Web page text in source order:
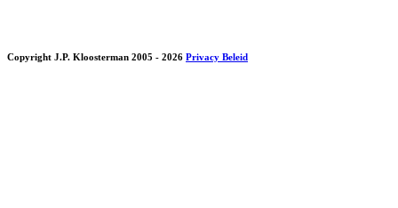
Copyright J.P. Kloosterman 2005 - 2026 Privacy Beleid